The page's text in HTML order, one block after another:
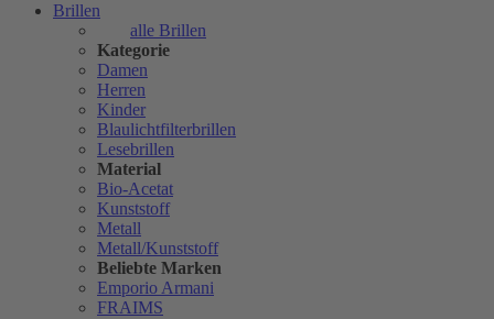
Brillen
alle Brillen
Kategorie
Damen
Herren
Kinder
Blaulichtfilterbrillen
Lesebrillen
Material
Bio-Acetat
Kunststoff
Metall
Metall/Kunststoff
Beliebte Marken
Emporio Armani
FRAIMS